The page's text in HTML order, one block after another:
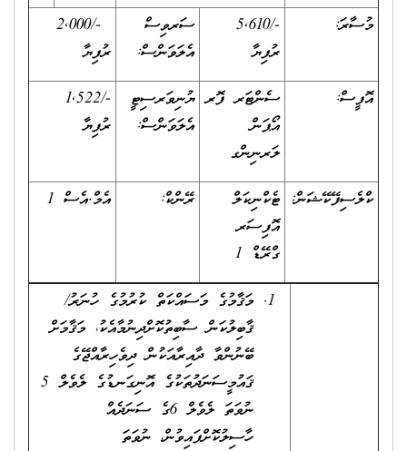
މުސާރަ:
-/5,610
ރުފިޔާ
ސަރވިސް
އެލަވަންސް:
-/2,000
ރުފިޔާ
އޮފީސް:
ސެންޓަރ ފޮރ
އޯޕަން
ލަރނިންގ
ޔުނިވަރސިޓީ
އެލަވަންސް:
-/1,522
ރުފިޔާ
ކްލެސިފޭކޭޝަން: ޓެކްނިކަލް
އޮފިސަރ
ގްރޭޑް 1
ރޭންކް: އެމް.އެސް 1
މަޤާމުގެ މަސައްކަތް ކުރުމުގެ ހުނަރު/
ޤާބިލުކަން ސާބިތުކޮށްދިނުމާއެކު، މަޤާމަށް
ބޭނުންވާ ދާއިރާއަކުން ދިވެހިރާއްޖޭގެ
ޤައުމީސަނަދުތަކުގެ އޮނިގަނޑުގެ ލެވެލް 5
ނުވަތަ ލެވެލް 6ގެ ސަނަދެއް
ހާސިލުކޮށްފައިވުން، ނުވަތަ